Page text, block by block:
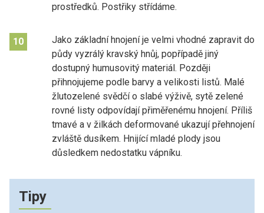
prostředků. Postřiky střídáme.
10
Jako základní hnojení je velmi vhodné zapravit do
půdy vyzrálý kravský hnůj, popřípadě jiný
dostupný humusovitý materiál. Později
přihnojujeme podle barvy a velikosti listů. Malé
žlutozelené svědčí o slabé výživě, sytě zelené
rovné listy odpovídají přiměřenému hnojení. Příliš
tmavé a v žilkách deformované ukazují přehnojení
zvláště dusíkem. Hnijící mladé plody jsou
důsledkem nedostatku vápníku.
Tipy